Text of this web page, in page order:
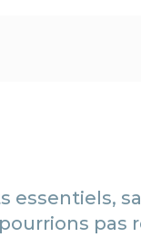
essentiels,
pas